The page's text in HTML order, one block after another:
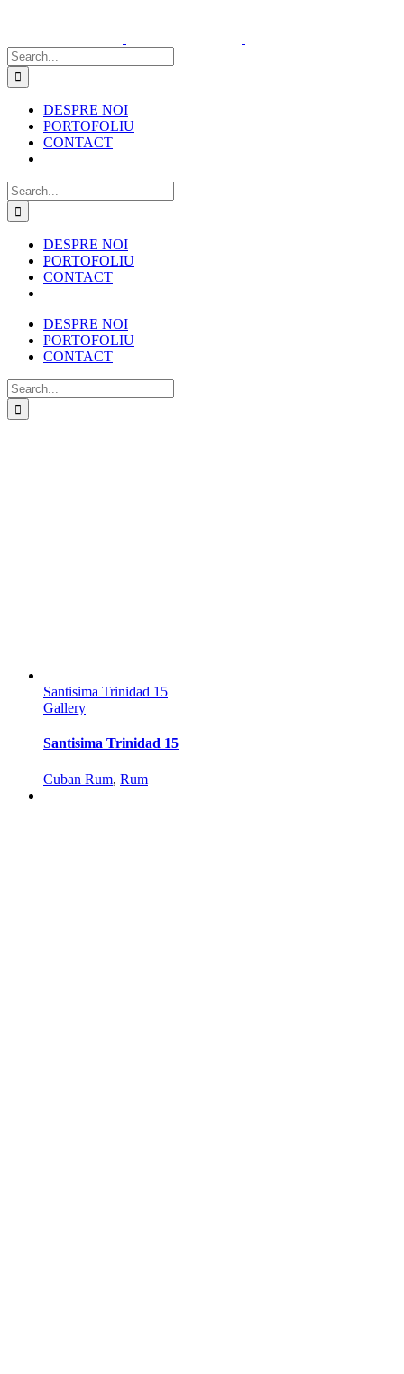
content
Search
for:
DESPRE NOI
PORTOFOLIU
CONTACT
Search
for:
DESPRE NOI
PORTOFOLIU
CONTACT
DESPRE NOI
PORTOFOLIU
CONTACT
Search
for:
Santisima Trinidad 15
Gallery
Santisima Trinidad 15
Cuban Rum, Rum